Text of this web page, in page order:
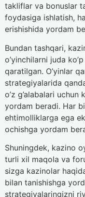
takliflar va bonuslar
foydasiga ishlatish,
erishishida yordam
Bundan tashqari,
o’yinchilarni juda
qaratilgan. O’yinlar
strategiyalarida
o’z g’alabalari
yordam beradi. Har
ehtimolliklarga ega
ochishga yordam
Shuningdek, kazino
turli xil maqola va
sizga kazinolar
bilan tanishishga
strategiyalaringizni